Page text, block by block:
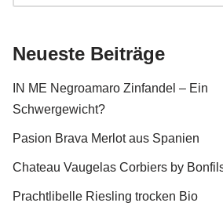
Neueste Beiträge
IN ME Negroamaro Zinfandel – Ein
Schwergewicht?
Pasion Brava Merlot aus Spanien
Chateau Vaugelas Corbiers by
Prachtlibelle Riesling trocken Bio